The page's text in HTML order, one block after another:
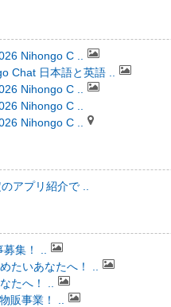
Nihongo C ..
Chat 日本語と英語 ..
Nihongo C ..
Nihongo C ..
Nihongo C ..
アプリ紹介で ..
集！ ..
たいあなたへ！ ..
たへ！ ..
販事業！ ..